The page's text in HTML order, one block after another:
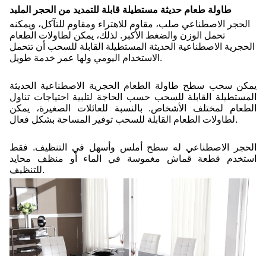
طاولة طعام حديثة مستطيلة قابلة للتمديد من الحجر الملبد
الحجر الاصطناعي صلب، مقاوم للاهتراء ومقاوم للتآكل، ويمكنه
تحمل الوزن والضغط الأكبر. لذلك، يمكن لطاولات الطعام
الحجرية الاصطناعية الحديثة المستطيلة القابلة للسحب أن تتحمل
الاستخدام اليومي ولها عمر خدمة طويل.
يمكن سحب سطح طاولة الطعام الحجرية الاصطناعية الحديثة
المستطيلة القابلة للسحب حسب الحاجة لتلبية احتياجات تناول
الطعام لمختلف الأشخاص. بالنسبة للعائلات الصغيرة، يمكن
لطاولات الطعام القابلة للسحب توفير المساحة بشكل فعال.
الحجر الاصطناعي له سطح أملس وأسهل في التنظيف. فقط
استخدم قطعة قماش مغموسة في الماء أو منظف محايد
للتنظيف.